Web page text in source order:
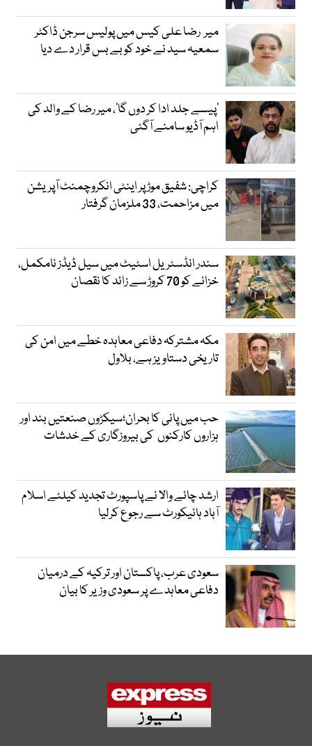
میر رضا علی کیس میں پولیس سرجن ڈاکٹر
سمعیہ سید نے خود کو بے بس قرار دے دیا
’پیسے جلد ادا کر دوں گا‘، میر رضا کے والد کی
اہم آڈیو سامنے آگئی
کراچی: شفیق موڑ پر اینٹی انکروچمنٹ آپریشن
میں مزاحمت، 33 ملزمان گرفتار
سندر انڈسٹریل اسٹیٹ میں سیل ڈیڈز نامکمل،
خزانے کو 70 کروڑ سے زائد کا نقصان
مکہ مشترکہ دفاعی معاہدہ خطے میں امن کی
تاریخی دستاویز ہے، بلاول
حب میں پانی کا بحران؛سیکڑوں صنعتیں بند اور
ہزاروں کارکنوں کی بیروزگاری کے خدشات
ارشد چائے والا نے پاسپورٹ تجدید کیلئے اسلام
آباد ہائیکورٹ سے رجوع کرلیا
سعودی عرب، پاکستان اور ترکیہ کے درمیان
دفاعی معاہدے پر سعودی وزیر کا بیان